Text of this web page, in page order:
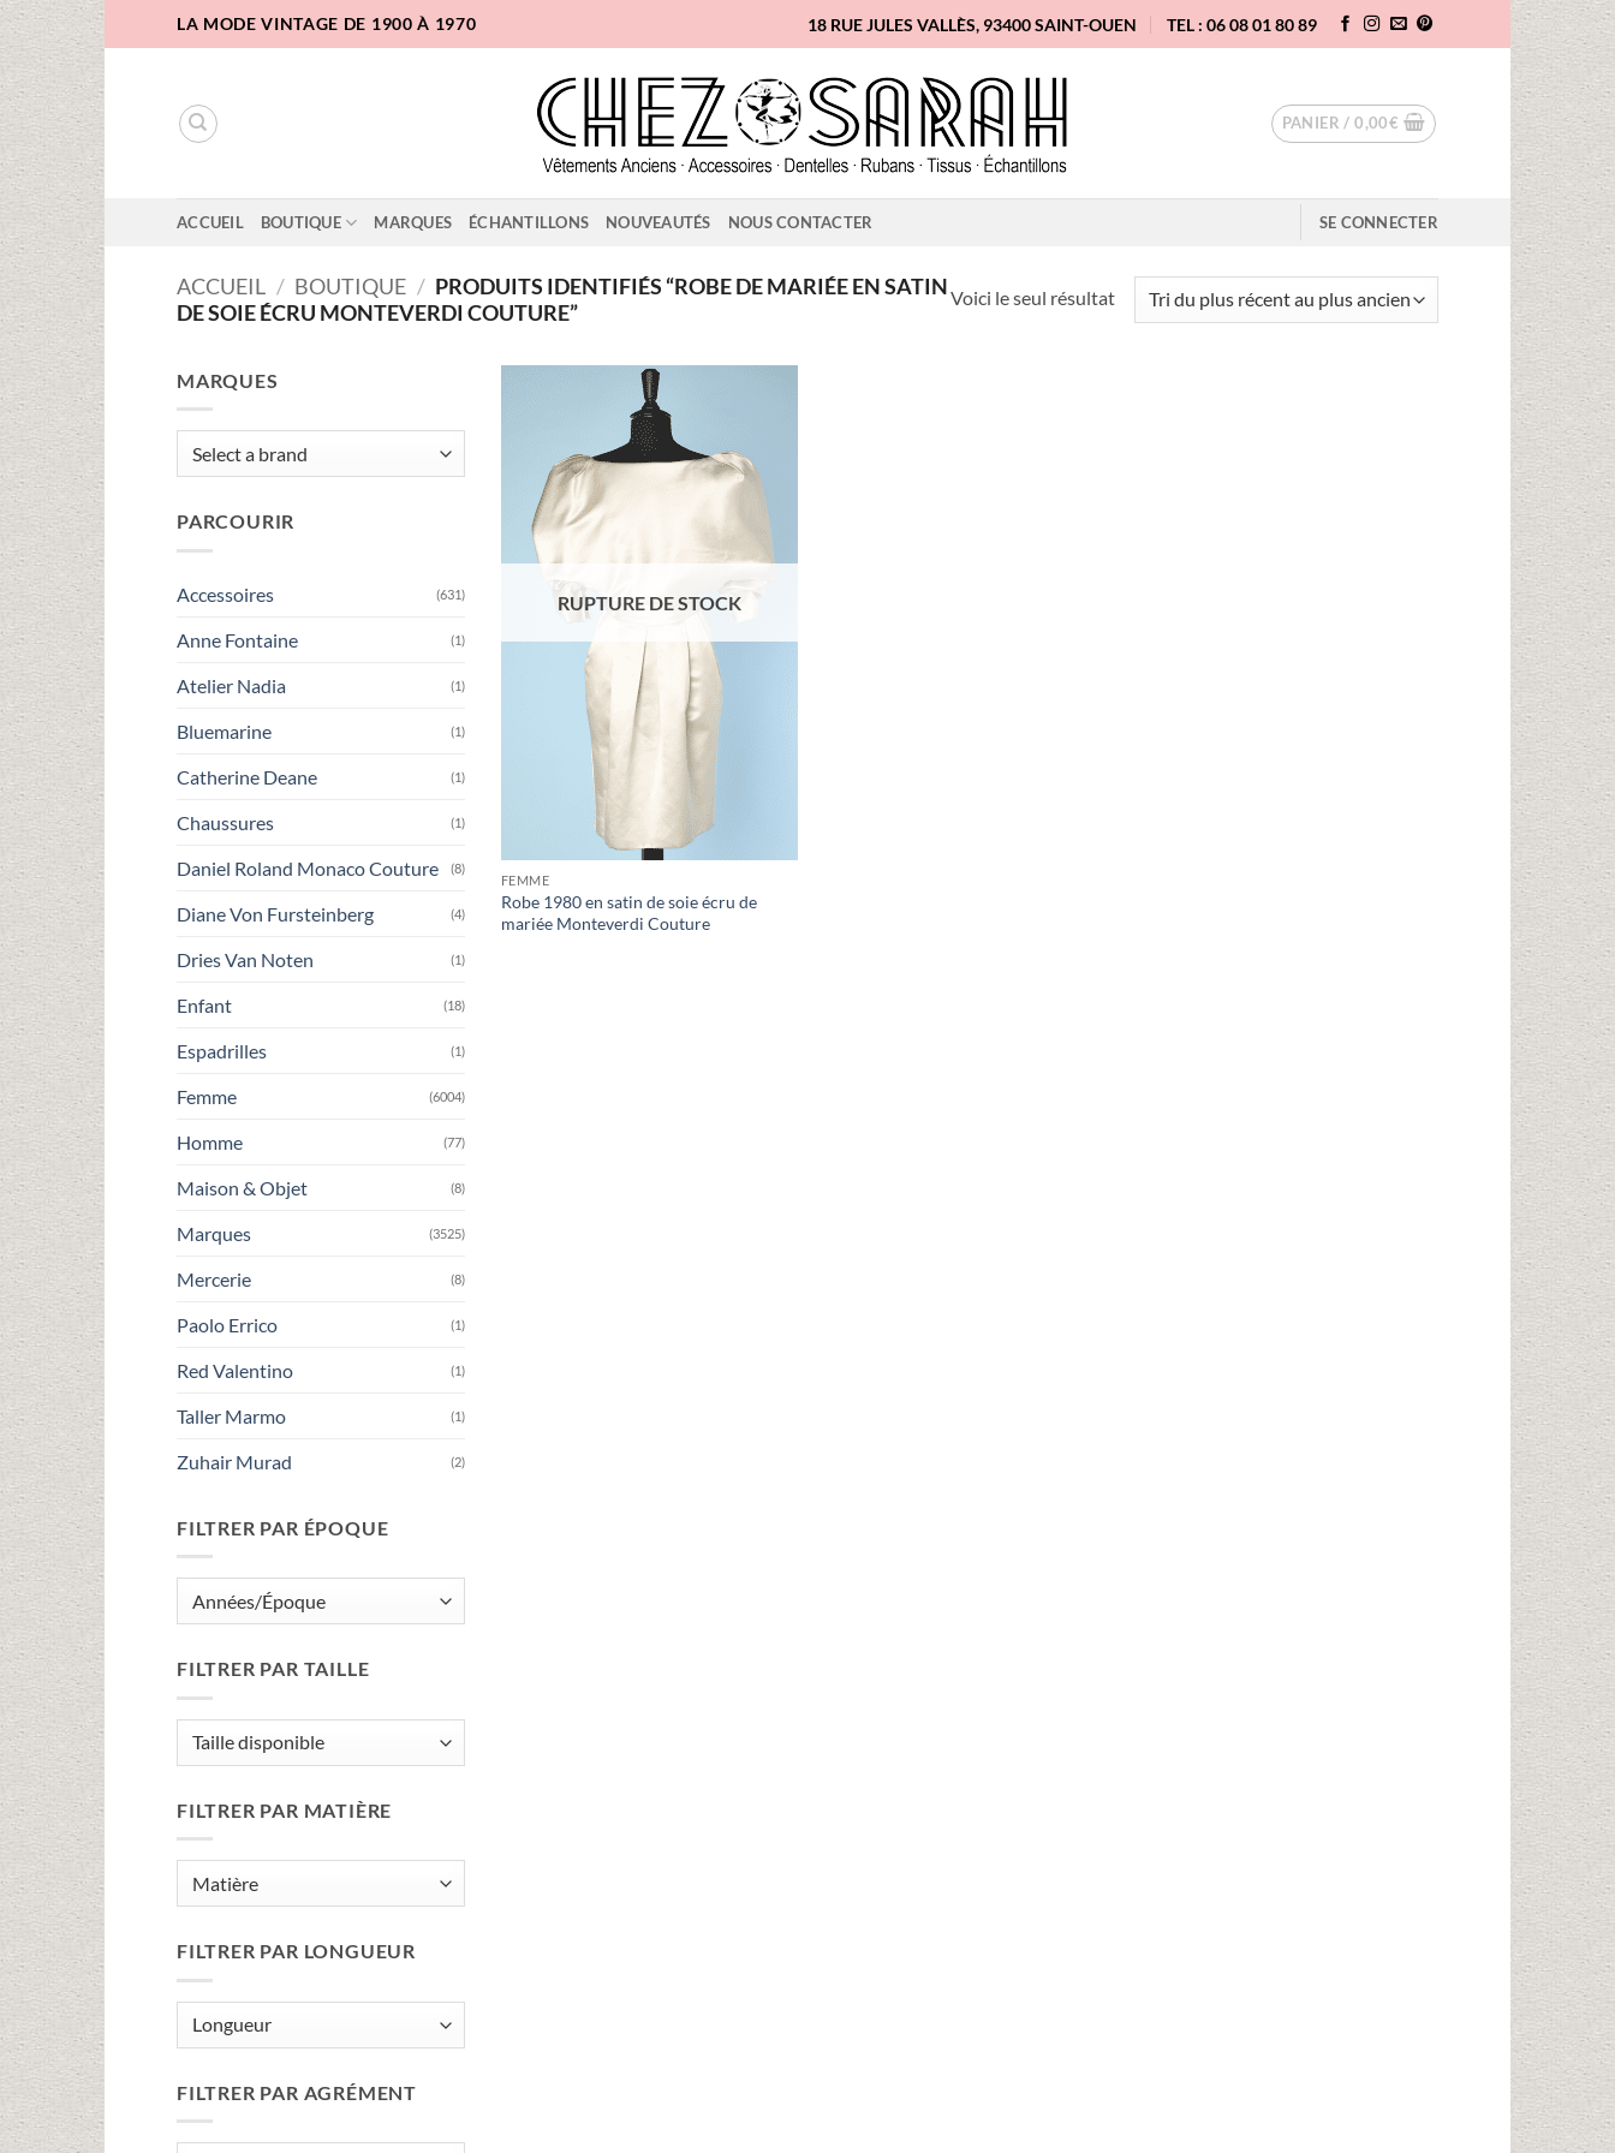
au
LA MODE VINTAGE DE 1900 À 1970 18 RUE JULES VALLÈS, 93400 SAINT-OUEN TEL : 06 08 01 80 89
PANIER /0,00€
ACCUEIL BOUTIQUE MARQUES ÉCHANTILLONS NOUVEAUTÉS NOUS CONTACTER SE CONNECTER
ACCUEIL / BOUTIQUE / PRODUITS IDENTIFIÉS “ROBE DE MARIÉE EN SATIN
DE SOIE ÉCRU MONTEVERDI COUTURE”
Voici le seul résultat
MARQUES
PARCOURIR
Accessoires (631)
Anne Fontaine (1)
Atelier Nadia (1)
Bluemarine (1)
Catherine Deane (1)
Chaussures (1)
Daniel Roland Monaco Couture (8)
Diane Von Fursteinberg (4)
Dries Van Noten (1)
Enfant (18)
Espadrilles (1)
Femme (6004)
Homme (77)
Maison & Objet (8)
Marques (3525)
Mercerie (8)
Paolo Errico (1)
Red Valentino (1)
Taller Marmo (1)
Zuhair Murad (2)
FILTRER PAR ÉPOQUE
FILTRER PAR TAILLE
FILTRER PAR MATIÈRE
FILTRER PAR LONGUEUR
FILTRER PAR AGRÉMENT
à la liste
d'envies
RUPTURE DE STOCK
FEMME
Robe 1980 en satin de soie écru de
mariée Monteverdi Couture